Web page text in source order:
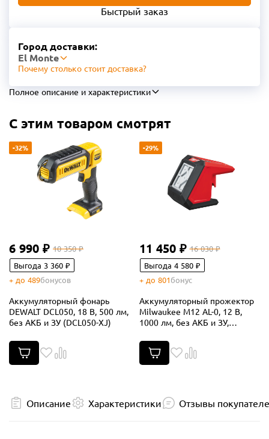
Быстрый заказ
Город доставки:
El Monte
Почему столько стоит доставка?
Полное описание и характеристики
С этим товаром смотрят
-32%
6 990 ₽ 10 350 ₽
Выгода 3 360 ₽
+ до 489бонусов
Аккумуляторный фонарь
DEWALT DCL050, 18 В, 500 лм,
без АКБ и ЗУ (DCL050-XJ)
-29%
11 450 ₽ 16 030 ₽
Выгода 4 580 ₽
+ до 801бонус
Аккумуляторный прожектор
Milwaukee M12 AL-0, 12 В,
1000 лм, без АКБ и ЗУ,
Описание Характеристики Отзывы